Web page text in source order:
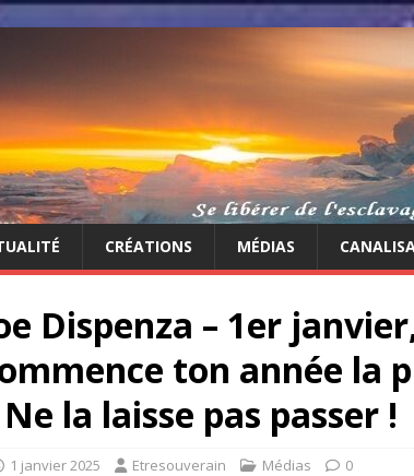
CRÉATIONS MÉDIAS
Dispenza – 1er
ton année la
Ne la laisse pas passer !
1 janvier 2025 Etresouverain Médias 0